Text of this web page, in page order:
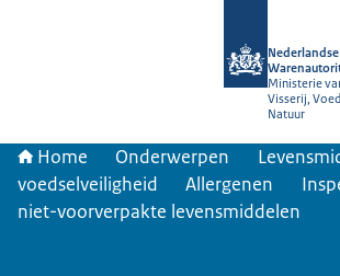
Ministerie
Visserij,
Natuur
Home Onderwerpen
voedselveiligheid
Allergenen
niet-voorverpakte levensmiddelen